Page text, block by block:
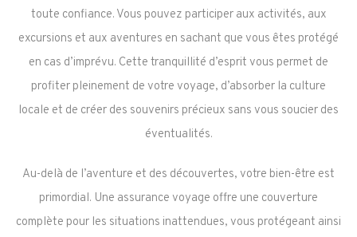
toute confiance. Vous pouvez participer aux activités, aux
excursions et aux aventures en sachant que vous êtes protégé
en cas d’imprévu. Cette tranquillité d’esprit vous permet de
profiter pleinement de votre voyage, d’absorber la culture
locale et de créer des souvenirs précieux sans vous soucier des
éventualités.
Au-delà de l’aventure et des découvertes, votre bien-être est
primordial. Une assurance voyage offre une couverture
complète pour les situations inattendues, vous protégeant ainsi